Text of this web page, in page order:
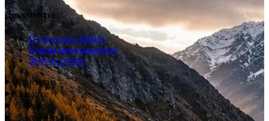
Документы
Публичная оферта
Конфиденциальность
Файлы cookie
Клиентам
О марке
Сервис
Документы